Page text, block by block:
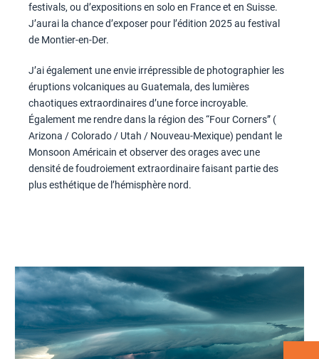
festivals, ou d’expositions en solo en France et en Suisse.
J’aurai la chance d’exposer pour l’édition 2025 au festival
de Montier-en-Der.
J’ai également une envie irrépressible de photographier les
éruptions volcaniques au Guatemala, des lumières
chaotiques extraordinaires d’une force incroyable.
Également me rendre dans la région des “Four Corners” (
Arizona / Colorado / Utah / Nouveau-Mexique) pendant le
Monsoon Américain et observer des orages avec une
densité de foudroiement extraordinaire faisant partie des
plus esthétique de l’hémisphère nord.